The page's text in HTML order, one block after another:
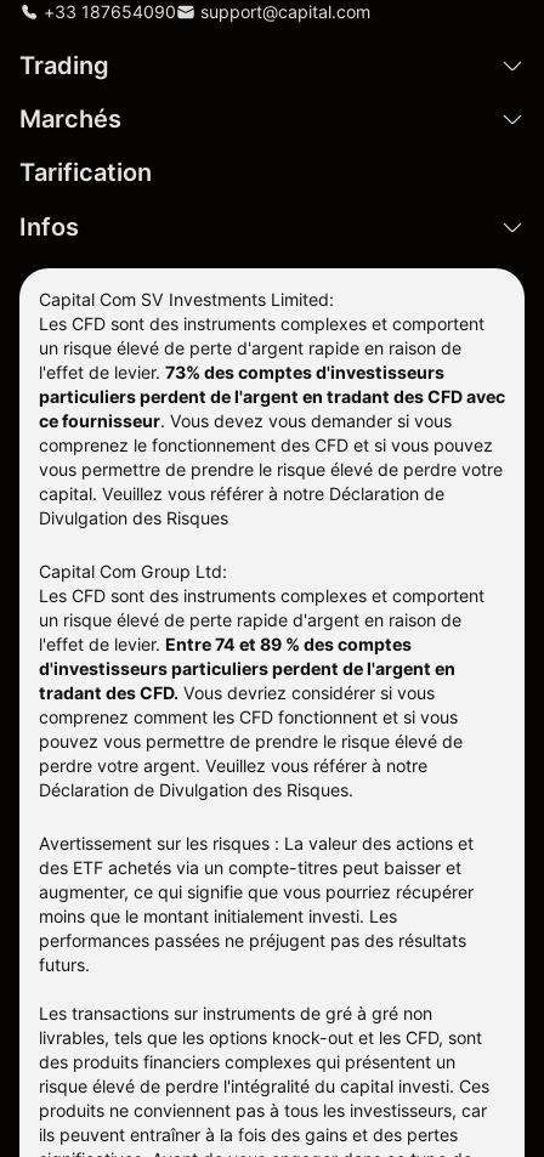
+33 187654090 support@capital.com
Trading
Marchés
Tarification
Infos
Capital Com SV Investments Limited:
Les CFD sont des instruments complexes et comportent
un risque élevé de perte d'argent rapide en raison de
l'effet de levier. 73% des comptes d'investisseurs
particuliers perdent de l'argent en tradant des CFD avec
ce fournisseur. Vous devez vous demander si vous
comprenez le fonctionnement des CFD et si vous pouvez
vous permettre de prendre le risque élevé de perdre votre
capital. Veuillez vous référer à notre Déclaration de
Divulgation des Risques
Capital Com Group Ltd:
Les CFD sont des instruments complexes et comportent
un risque élevé de perte rapide d'argent en raison de
l'effet de levier. Entre 74 et 89 % des comptes
d'investisseurs particuliers perdent de l'argent en
tradant des CFD. Vous devriez considérer si vous
comprenez comment les CFD fonctionnent et si vous
pouvez vous permettre de prendre le risque élevé de
perdre votre argent. Veuillez vous référer à notre
Déclaration de Divulgation des Risques.
Avertissement sur les risques : La valeur des actions et
des ETF achetés via un compte-titres peut baisser et
augmenter, ce qui signifie que vous pourriez récupérer
moins que le montant initialement investi. Les
performances passées ne préjugent pas des résultats
futurs.
Les transactions sur instruments de gré à gré non
livrables, tels que les options knock-out et les CFD, sont
des produits financiers complexes qui présentent un
risque élevé de perdre l'intégralité du capital investi. Ces
produits ne conviennent pas à tous les investisseurs, car
ils peuvent entraîner à la fois des gains et des pertes